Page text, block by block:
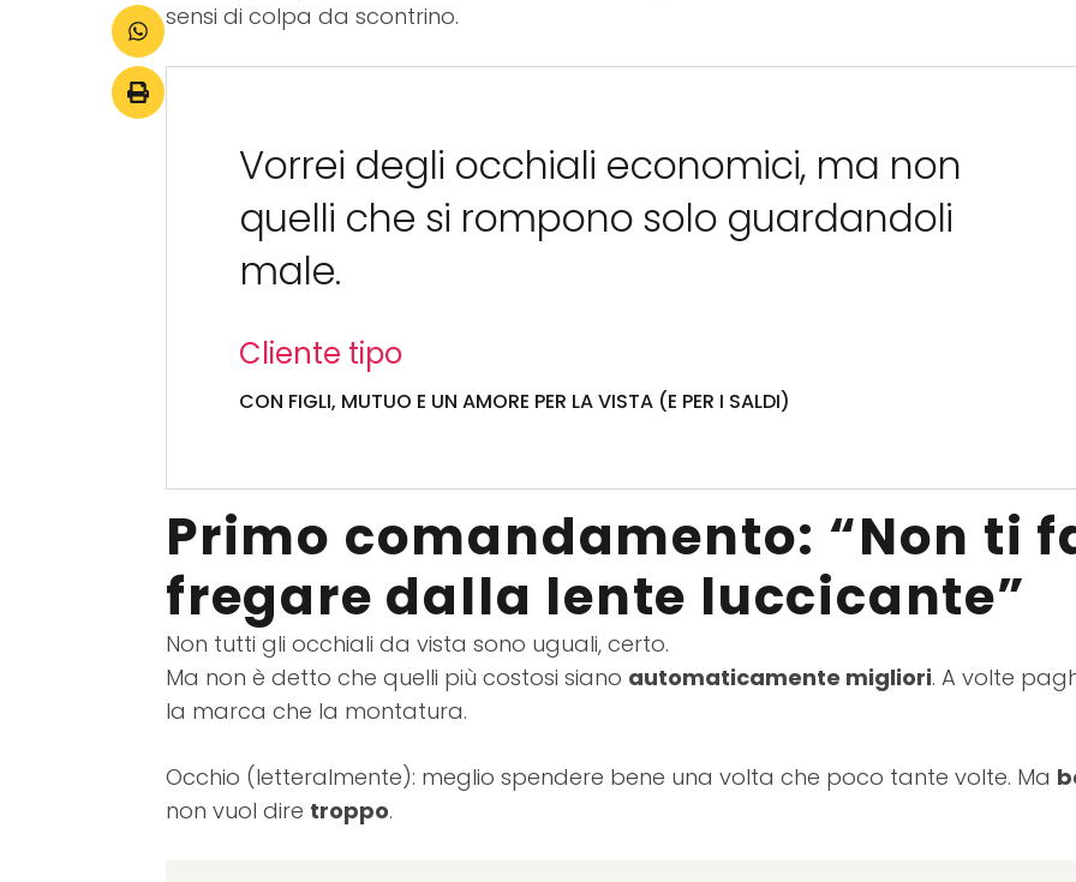
sensi di colpa da scontrino.
Vorrei degli occhiali economici, ma non
quelli che si rompono solo guardandoli
male.
Cliente tipo
CON FIGLI, MUTUO E UN AMORE PER LA VISTA (E PER I SALDI)
Primo comandamento: “Non ti
fregare dalla lente luccicante”
Non tutti gli occhiali da vista sono uguali, certo.
Ma non è detto che quelli più costosi siano automaticamente migliori. A volte
la marca che la montatura.
Occhio (letteralmente): meglio spendere bene una volta che poco tante volte. Ma
non vuol dire troppo.